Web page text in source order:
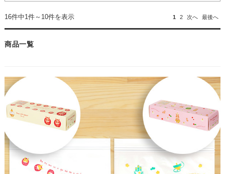
16件中1件～10件を表示 1 2 次へ 最後へ
商品一覧